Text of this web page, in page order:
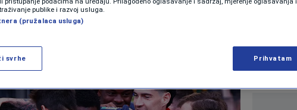
VIRALNO
VIDEO
Više
publike i razvoj usluga.
(pružalaca usluga)
svrhe Prihvatam